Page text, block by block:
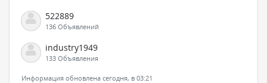
522889
136 Объявлений
industry1949
133 Объявления
Информация обновлена сегодня, в 03:21